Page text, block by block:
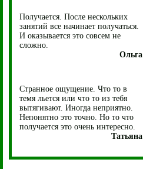
Получается. После нескольких
занятий все начинает получаться.
И оказывается это совсем не
сложно.
Ольга
Странное ощущение. Что то в
темя льется или что то из тебя
вытягивают. Иногда неприятно.
Непонятно это точно. Но то что
получается это очень интересно.
Татьяна